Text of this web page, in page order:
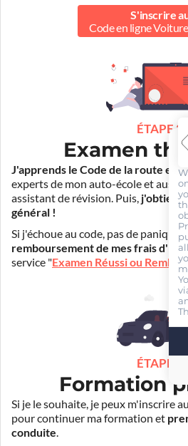
S'inscrire
Code en ligne Voiture
ÉTAPE 2
Examen
J'apprends le Code de la route en
experts de mon auto-école et aussi
assistant de révision. Puis, j'obtiens
général !
Si j'échoue au code, pas de panique
remboursement de mes frais
service "Examen Réussi ou
ÉTAPE 3
Formation
Si je le souhaite, je peux m'inscrire
pour continuer ma formation et
conduite.